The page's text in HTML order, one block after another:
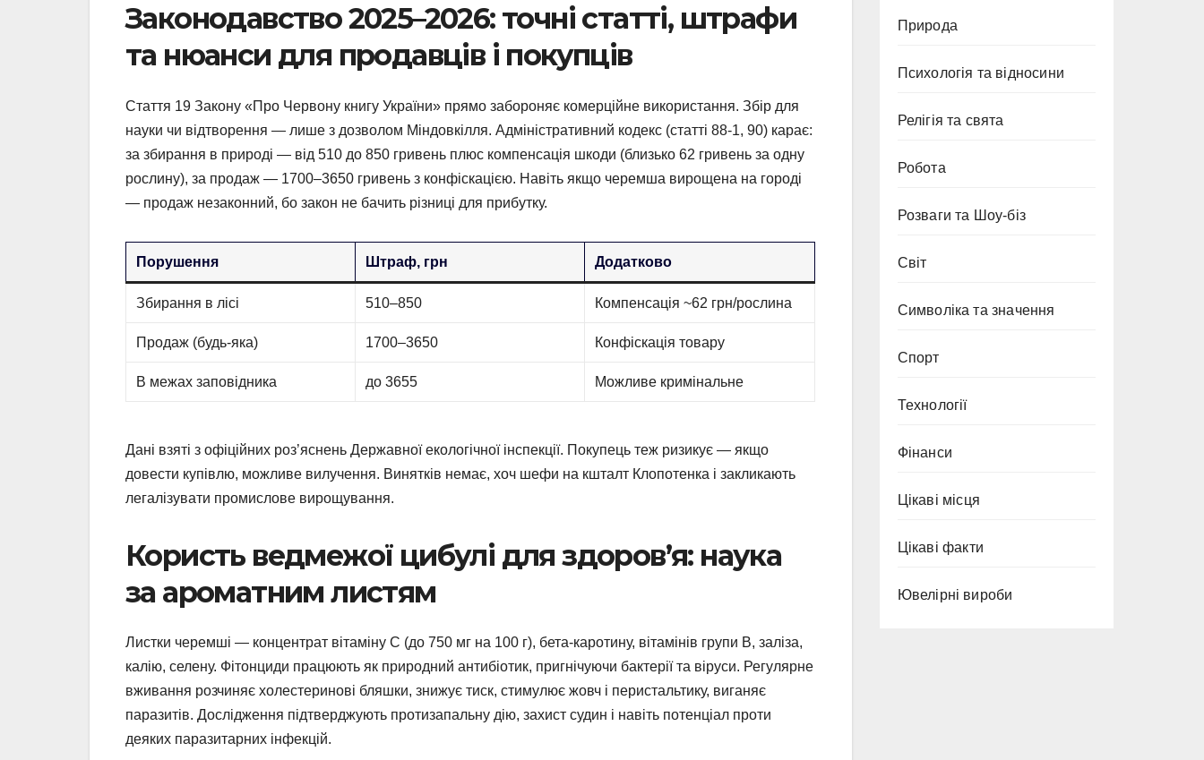
Законодавство 2025–2026: точні статті, штрафи
та нюанси для продавців і покупців
Стаття 19 Закону «Про Червону книгу України» прямо забороняє комерційне використання. Збір для
науки чи відтворення — лише з дозволом Міндовкілля. Адміністративний кодекс (статті 88-1, 90) карає:
за збирання в природі — від 510 до 850 гривень плюс компенсація шкоди (близько 62 гривень за одну
рослину), за продаж — 1700–3650 гривень з конфіскацією. Навіть якщо черемша вирощена на городі
— продаж незаконний, бо закон не бачить різниці для прибутку.
Порушення Штраф, грн Додатково
Збирання в лісі 510–850 Компенсація ~62 грн/рослина
Продаж (будь-яка) 1700–3650 Конфіскація товару
В межах заповідника до 3655 Можливе кримінальне
Дані взяті з офіційних роз’яснень Державної екологічної інспекції. Покупець теж ризикує — якщо
довести купівлю, можливе вилучення. Винятків немає, хоч шефи на кшталт Клопотенка і закликають
легалізувати промислове вирощування.
Користь ведмежої цибулі для здоров’я: наука
за ароматним листям
Листки черемші — концентрат вітаміну C (до 750 мг на 100 г), бета-каротину, вітамінів групи B, заліза,
калію, селену. Фітонциди працюють як природний антибіотик, пригнічуючи бактерії та віруси. Регулярне
вживання розчиняє холестеринові бляшки, знижує тиск, стимулює жовч і перистальтику, виганяє
паразитів. Дослідження підтверджують протизапальну дію, захист судин і навіть потенціал проти
деяких паразитарних інфекцій.
Природа
Психологія та відносини
Релігія та свята
Робота
Розваги та Шоу-біз
Світ
Символіка та значення
Спорт
Технології
Фінанси
Цікаві місця
Цікаві факти
Ювелірні вироби